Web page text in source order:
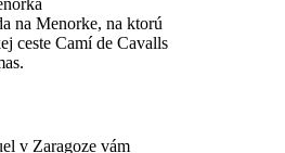
na Menorke, na ktorú
ceste Camí de Cavalls